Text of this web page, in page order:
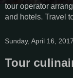
tour operator
and hotels. Travel
Sunday, April 16, 2017
Tour